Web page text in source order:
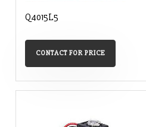
Q4015L5
CONTACT FOR PRICE